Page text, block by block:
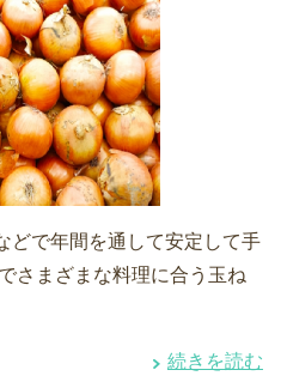
どで年間を通して安定して手
さまざまな料理に合う玉ね
続きを読む